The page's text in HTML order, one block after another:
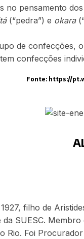
pensamento
(“pedra”) e okara
de confecções,
confecções
Fonte: https://
filho de
SUESC.
Rio. Foi